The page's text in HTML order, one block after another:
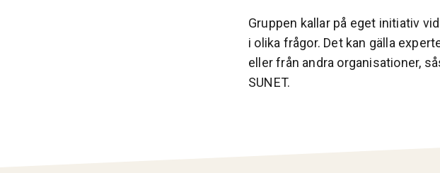
Gruppen kallar på eget initiativ
i olika frågor. Det kan gälla
eller från andra organisationer,
SUNET.